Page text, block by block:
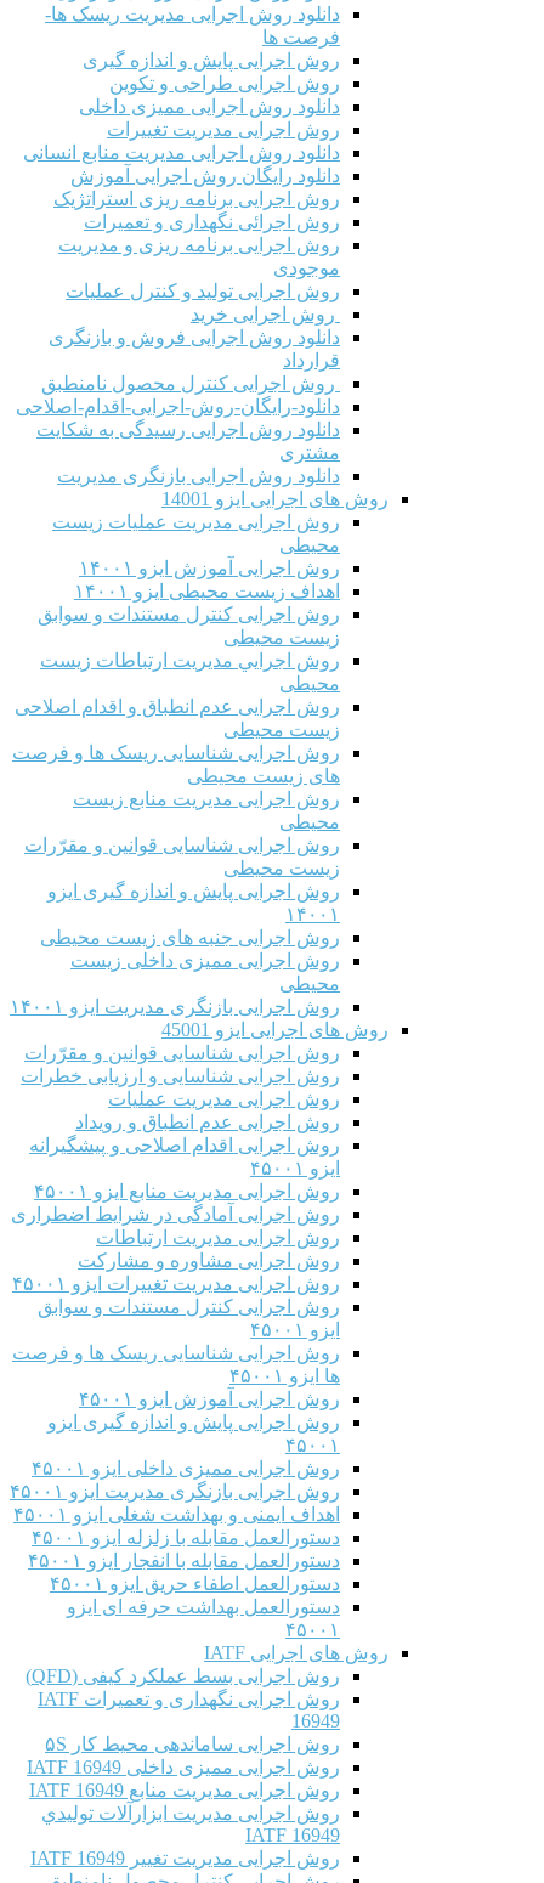
دانلود روش اجرایی مدیریت ریسک ها-
فرصت ها
روش اجرایی پایش و اندازه گیری
روش اجرایی طراحی و تکوین
دانلود روش اجرایی ممیزی داخلی
روش اجرایی مدیریت تغییرات
دانلود روش اجرایی مدیریت منابع انسانی
دانلود رایگان روش اجرایی آموزش
روش اجرایی برنامه ریزی استراتژیک
روش اجرائی نگهداری و تعمیرات
روش اجرایی برنامه ریزی و مدیریت
موجودی
روش اجرایی تولید و کنترل عملیات
روش اجرایی خرید
دانلود روش اجرایی فروش و بازنگری
قرارداد
روش اجرایی کنترل محصول نامنطبق
دانلود-رایگان-روش-اجرایی-اقدام-اصلاحی
دانلود روش اجرایی رسیدگی به شکایت
مشتری
دانلود روش اجرایی بازنگری مدیریت
روش های اجرایی ایزو 14001
روش اجرایی مدیریت عملیات زیست
محیطی
روش اجرایی آموزش ایزو ۱۴۰۰۱
اهداف زیست محیطی ایزو ۱۴۰۰۱
روش اجرایی کنترل مستندات و سوابق
زیست محیطی
روش اجرايي مدیریت ارتباطات زیست
محیطی
روش اجرایی عدم انطباق و اقدام اصلاحی
زیست محیطی
روش اجرایی شناسایی ریسک ها و فرصت
های زیست محیطی
روش اجرایی مدیریت منابع زیست
محیطی
روش اجرایی شناسایی قوانین و مقرّرات
زیست محیطی
روش اجرایی پایش و اندازه گیری ایزو
۱۴۰۰۱
روش اجرایی جنبه های زیست محیطی
روش اجرایی ممیزی داخلی زیست
محیطی
روش اجرایی بازنگری مدیریت ایزو ۱۴۰۰۱
روش های اجرایی ایزو 45001
روش اجرایی شناسایی قوانین و مقرّرات
روش اجرایی شناسایی و ارزیابی خطرات
روش اجرایی مدیریت عملیات
روش اجرایی عدم انطباق و رویداد
روش اجرایی اقدام اصلاحی و پیشگیرانه
ایزو ۴۵۰۰۱
روش اجرایی مدیریت منابع ایزو ۴۵۰۰۱
روش اجرایی آمادگی در شرایط اضطراری
روش اجرایی مدیریت ارتباطات
روش اجرایی مشاوره و مشارکت
روش اجرایی مدیریت تغییرات ایزو ۴۵۰۰۱
روش اجرایی کنترل مستندات و سوابق
ایزو ۴۵۰۰۱
روش اجرایی شناسایی ریسک ها و فرصت
ها ایزو ۴۵۰۰۱
روش اجرایی آموزش ایزو ۴۵۰۰۱
روش اجرایی پایش و اندازه گیری ایزو
۴۵۰۰۱
روش اجرایی ممیزی داخلی ایزو ۴۵۰۰۱
روش اجرایی بازنگری مدیریت ایزو ۴۵۰۰۱
اهداف ایمنی و بهداشت شغلی ایزو ۴۵۰۰۱
دستورالعمل مقابله با زلزله ایزو ۴۵۰۰۱
دستورالعمل مقابله با انفجار ایزو ۴۵۰۰۱
دستورالعمل اطفاء حریق ایزو ۴۵۰۰۱
دستورالعمل بهداشت حرفه ای ایزو
۴۵۰۰۱
روش های اجرایی IATF
روش اجرایی بسط عملکرد کیفی (QFD)
روش اجرایی نگهداری و تعمیرات IATF
16949
روش اجرایی ساماندهی محیط کار ۵S
روش اجرایی ممیزی داخلی IATF 16949
روش اجرایی مدیریت منابع IATF 16949
روش اجرایی مديريت ابزارآلات توليدي
IATF 16949
روش اجرایی مدیریت تغییر IATF 16949